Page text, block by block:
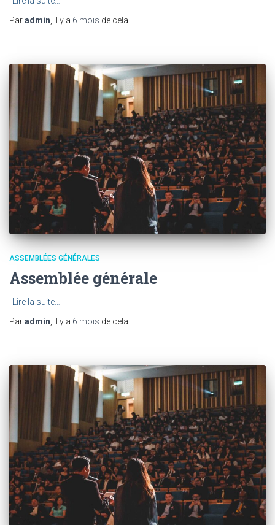
Paradmin , il y a 6 mois de cela
ASSEMBLÉES GÉNÉRALES
Assemblée générale
Lire la suite…
Paradmin, il y a 6 mois de cela